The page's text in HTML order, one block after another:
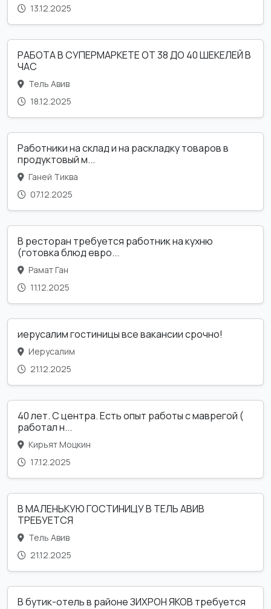
13.12.2025
РАБОТА В СУПЕРМАРКЕТЕ ОТ 38 ДО 40 ШЕКЕЛЕЙ В
ЧАС
Тель Авив
18.12.2025
Работники на склад и на раскладку товаров в
продуктовый м...
Ганей Тиква
07.12.2025
В ресторан требуется работник на кухню
(готовка блюд евро...
Рамат Ган
11.12.2025
иерусалим гостиницы все вакансии срочно!
Иерусалим
21.12.2025
40 лет. С центра. Есть опыт работы с маврегой (
работал н...
Кирьят Моцкин
17.12.2025
В МАЛЕНЬКУЮ ГОСТИНИЦУ В ТЕЛЬ АВИВ
ТРЕБУЕТСЯ
Тель Авив
21.12.2025
В бутик-отель в районе ЗИХРОН ЯКОВ требуется